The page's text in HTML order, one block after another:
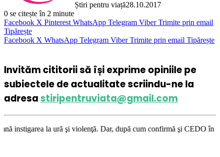
Știri pentru viață28.10.2017
0 se citește în 2 minute
Facebook X Pinterest WhatsApp Telegram Viber Trimite prin email
Tipărește
Facebook X WhatsApp Telegram Viber Trimite prin email Tipărește
Invităm cititorii să își exprime opiniile pe
subiectele de actualitate scriindu-ne la
adresastiripentruviata@gmail.com
ură şi violenţă. Dar, după cum confirmă şi CEDO în cazul